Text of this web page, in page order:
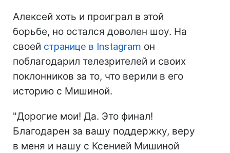
Алексей хоть и проиграл в этой
борьбе, но остался доволен шоу. На
своей странице в Instagram он
поблагодарил телезрителей и своих
поклонников за то, что верили в его
историю с Мишиной.
"Дорогие мои! Да. Это финал!
Благодарен за вашу поддержку, веру
в меня и нашу с Ксенией Мишиной